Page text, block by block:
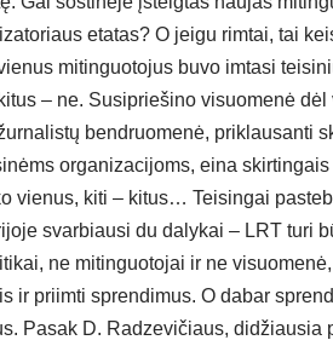
etatas? O jeigu rimtai, tai
mitinguotojus buvo imtasi
– ne. Susipriešino visuomenė
bendruomenė, priklausanti
organizacijoms, eina
vienus, kiti – kitus… Teisingai
svarbiausi du dalykai – LRT turi
ne mitinguotojai ir ne
ir priimti sprendimus. O dabar
Pasak D. Radzevičiaus, didžiausia